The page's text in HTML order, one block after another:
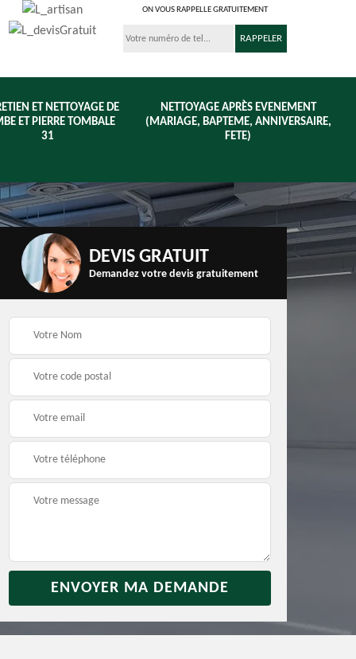
ON VOUS RAPPELLE GRATUITEMENT
ET NETTOYAGE DE
ET PIERRE TOMBALE
31
NETTOYAGE APRÈS EVENEMENT
(MARIAGE, BAPTEME, ANNIVERSAIRE,
FETE)
Débarras jardin 31
DEVIS GRATUIT
Demandez votre devis gratuitement